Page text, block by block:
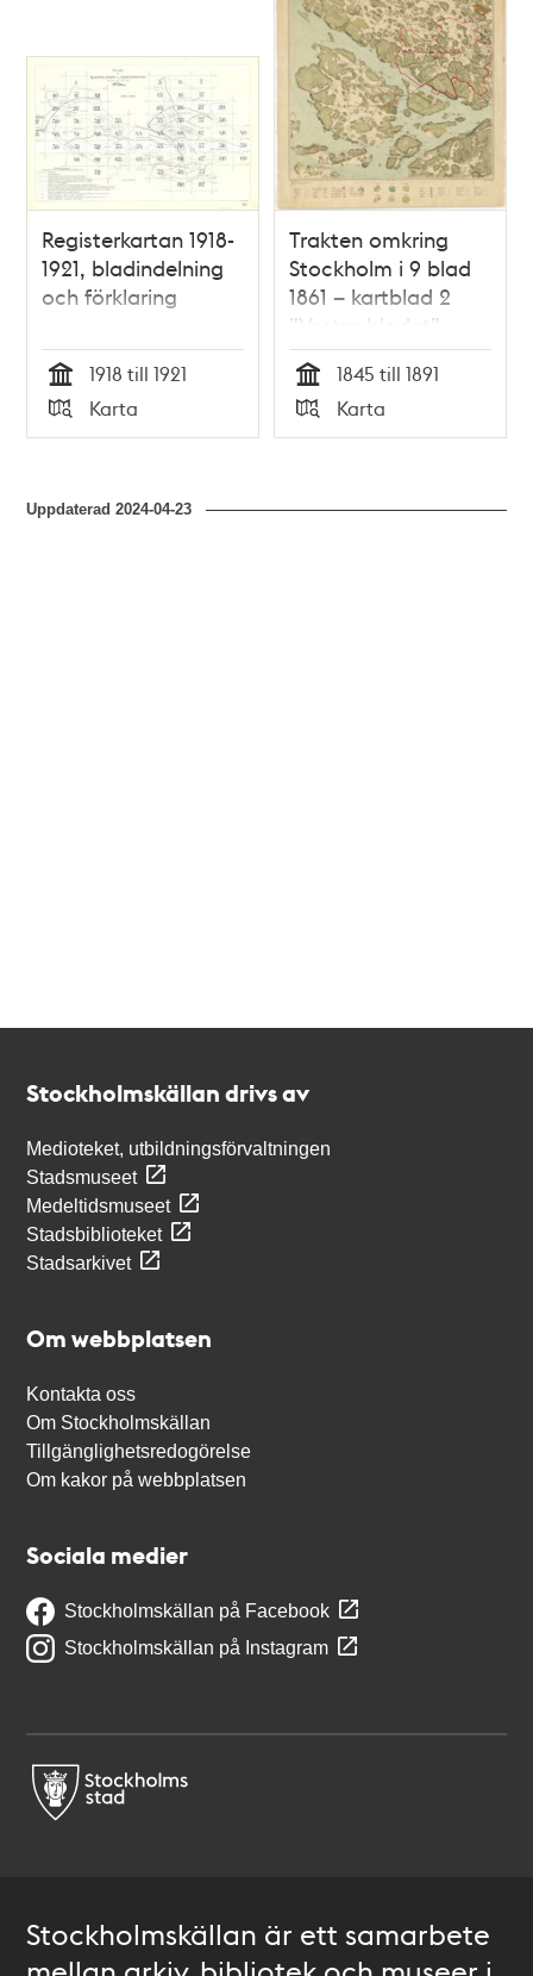
Registerkartan 1918-
1921, bladindelning
och förklaring
Tid
1918 till 1921
Typ
Karta
Trakten omkring
Stockholm i 9 blad
1861 – kartblad 2
”Vestra bladet”,
översett 1891
Tid
1845 till 1891
Typ
Karta
Uppdaterad2024-04-23
Stockholmskällan drivs av
Medioteket, utbildningsförvaltningen
Stadsmuseet
Medeltidsmuseet
Stadsbiblioteket
Stadsarkivet
Om webbplatsen
Kontakta oss
Om Stockholmskällan
Tillgänglighetsredogörelse
Om kakor på webbplatsen
Sociala medier
Stockholmskällan på Facebook
Stockholmskällan på Instagram
Stockholmskällan är ett samarbete